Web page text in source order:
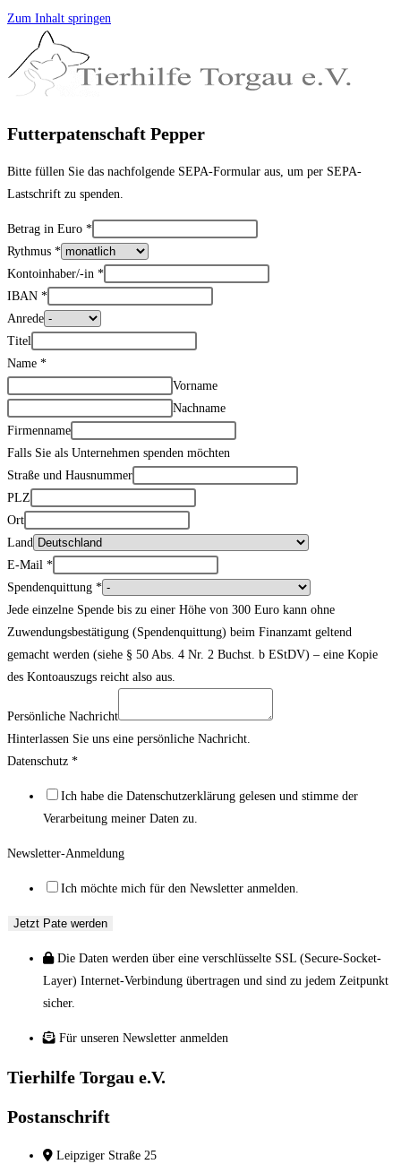
Zum Inhalt springen
Futterpatenschaft Pepper
Bitte füllen Sie das nachfolgende SEPA-Formular aus, um per SEPA-
Lastschrift zu spenden.
Betrag in Euro *
Rythmus *
Kontoinhaber/-in *
IBAN *
Anrede
Titel
Name *
Vorname
Nachname
Firmenname
Falls Sie als Unternehmen spenden möchten
Straße und Hausnummer
PLZ
Ort
Land
E-Mail *
Spendenquittung *
Jede einzelne Spende bis zu einer Höhe von 300 Euro kann ohne
Zuwendungsbestätigung (Spendenquittung) beim Finanzamt geltend
gemacht werden (siehe § 50 Abs. 4 Nr. 2 Buchst. b EStDV) – eine Kopie
des Kontoauszugs reicht also aus.
Persönliche Nachricht
Hinterlassen Sie uns eine persönliche Nachricht.
Datenschutz *
Ich habe die Datenschutzerklärung gelesen und stimme der
Verarbeitung meiner Daten zu.
Newsletter-Anmeldung
Ich möchte mich für den Newsletter anmelden.
Jetzt Pate werden
Die Daten werden über eine verschlüsselte SSL (Secure-Socket-
Layer) Internet-Verbindung übertragen und sind zu jedem Zeitpunkt
sicher.
Für unseren Newsletter anmelden
Tierhilfe Torgau e.V.
Postanschrift
Leipziger Straße 25